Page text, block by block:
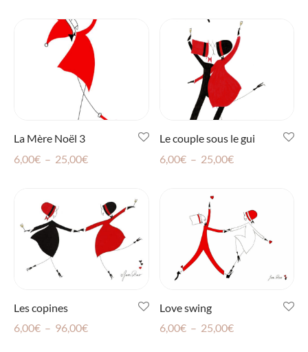
prix :
6,00€
25,00€
prix :
6,00€
à
25,00€
La Mère Noël 3
6,00€ – 25,00€Plage
6,00€
à
25,00€
Le couple sous le gui
6,00€ – 25,00€Plage
6,00€
à
25,00€
Les copines
6,00€ – 96,00€Plage
Love swing
6,00€ – 25,00€Plage